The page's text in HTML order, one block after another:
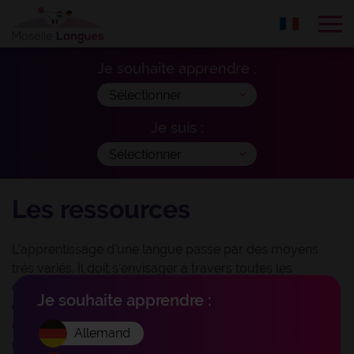
Je souhaite apprendre :
Allemand
Je souhaite apprendre :
Je suis :
compréhensions écrites et orales. Chaque apprenant a
des préférences et aptitudes propres ainsi que des
domaines particuliers qu'il préfèrera maîtriser. Chercher